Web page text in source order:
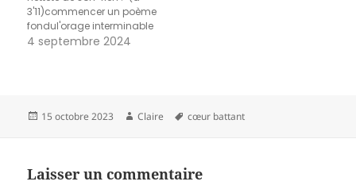
3'11)commencer un poème
fondul'orage interminable
jeudi 2 maile journal du
que le vent et la nuit" cités…
4 septembre 2024
Publié
15 octobre 2023 Auteur
Claire
Mots-
cœur battant
Laisser un commentaire